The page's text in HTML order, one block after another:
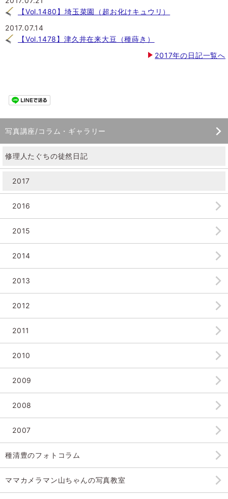
【Vol.1480】埼玉菜園（超お化けキュウリ）
2017.07.14
【Vol.1478】津久井在来大豆（種蒔き）
2017年の日記一覧へ
写真講座/コラム・ギャラリー
修理人たぐちの徒然日記
2017
2016
2015
2014
2013
2012
2011
2010
2009
2008
2007
種清豊のフォトコラム
ママカメラマン山ちゃんの写真教室